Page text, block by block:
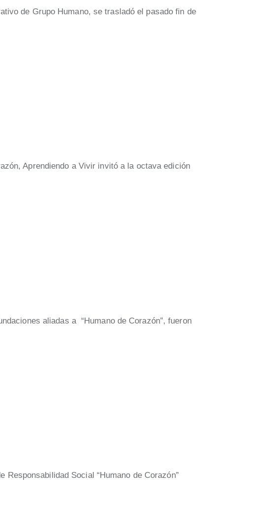
de Grupo Humano, se trasladó el pasado fin de
Aprendiendo a Vivir invitó a la octava edición
aliadas a “Humano de Corazón”, fueron
Social “Humano de Corazón”